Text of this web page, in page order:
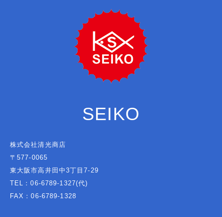
SEIKO
株式会社清光商店
〒577-0065
東大阪市高井田中3丁目7-29
TEL：06-6789-1327(代)
FAX：06-6789-1328